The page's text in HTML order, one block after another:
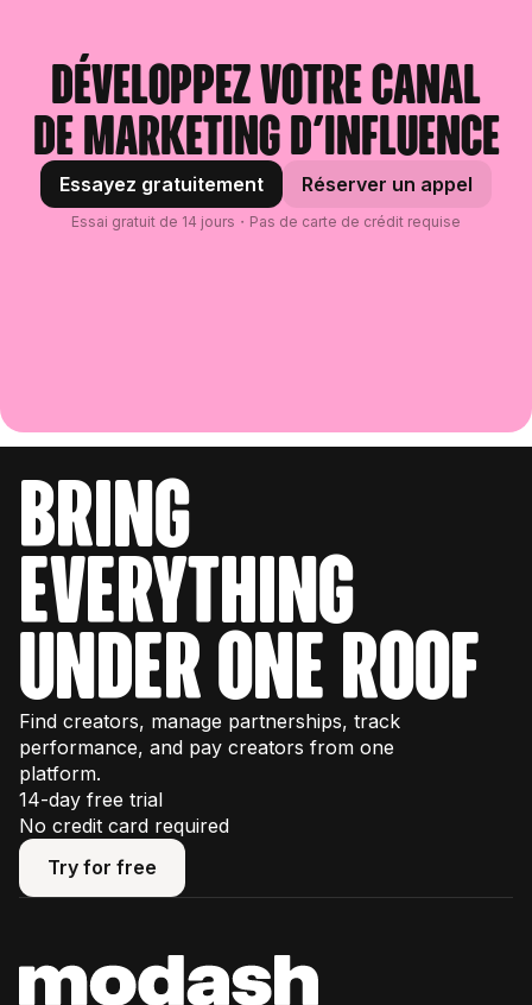
publications sponsorisées passées)
- Vérification (publications populaires, faux
abonnés)
Pour toutes les découvrir,essayez Modash
gratuitement.
Le reste de nos fonctionnalités fonctionne
en dehors de Shopify. Trouver des
influenceurs, analyser des profils, gérer
des listes d’influenceurs, collecter du
contenu d’influenceurs, et plus encore.
Des centaines d’autres types d’entreprises
utilisent Modash, notamment Airbnb,
Découvrez comment ça fonctionne.
Développez votre canal
de marketing d’influence
Essayez gratuitement Réserver un appel
Essai gratuit de 14 jours・Pas de carte de crédit requise
bring
everything
under one roof
Find creators, manage partnerships, track
performance, and pay creators from one
platform.
14-day free trial
No credit card required
Try for free
Try for free